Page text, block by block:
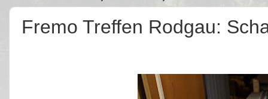
Fremo Treffen Rodgau: